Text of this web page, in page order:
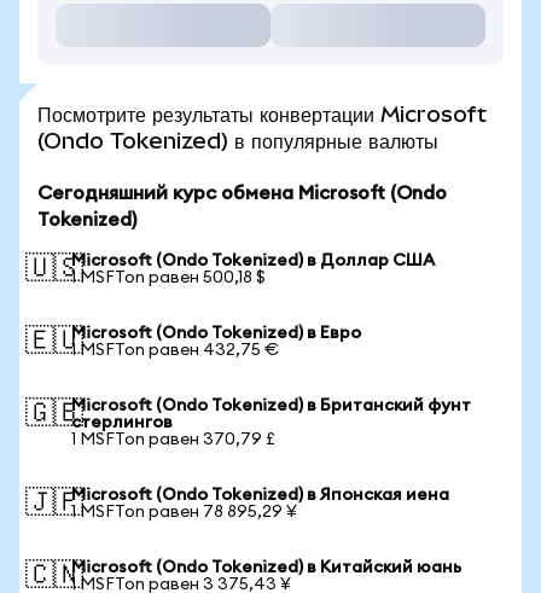
Посмотрите результаты конвертации Microsoft
(Ondo Tokenized) в популярные валюты
Сегодняшний курс обмена Microsoft (Ondo
Tokenized)
🇺🇸Microsoft (Ondo Tokenized) в Доллар США
1 MSFTon равен 500,18 $
🇪🇺Microsoft (Ondo Tokenized) в Евро
1 MSFTon равен 432,75 €
🇬🇧Microsoft (Ondo Tokenized) в Британский фунт
стерлингов
1 MSFTon равен 370,79 £
🇯🇵Microsoft (Ondo Tokenized) в Японская иена
1 MSFTon равен 78 895,29 ¥
🇨🇳Microsoft (Ondo Tokenized) в Китайский юань
1 MSFTon равен 3 375,43 ¥